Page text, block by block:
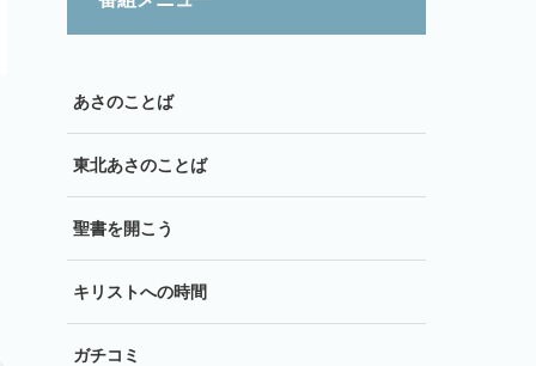
あさのことば
東北あさのことば
聖書を開こう
キリストへの時間
ガチコミ